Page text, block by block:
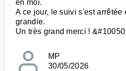
en moi.
A ce jour, le suivi s'est arrêtée
grandie.
Un très grand merci ! &#10050;
MP
30/05/2026